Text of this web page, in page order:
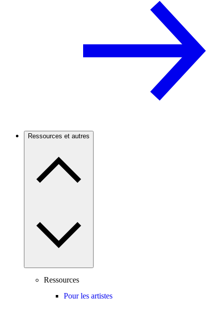
Ressources et autres
Ressources
Pour les artistes